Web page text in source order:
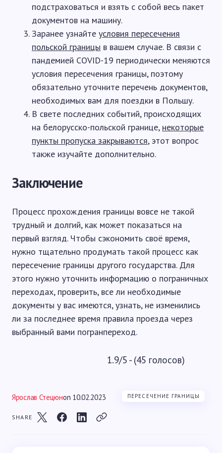
подстраховаться и взять с собой весь пакет
документов на машину.
Заранее узнайте условия пересечения
польской границы в вашем случае. В связи с
пандемией COVID-19 периодически меняются
условия пересечения границы, поэтому
обязательно уточните перечень документов,
необходимых вам для поездки в Польшу.
В свете последних событий, происходящих
на белорусско-польской границе, некоторые
пункты пропуска закрываются, этот вопрос
также изучайте дополнительно.
Заключение
Процесс прохождения границы вовсе не такой
трудный и долгий, как может показаться на
первый взгляд. Чтобы сэкономить своё время,
нужно тщательно продумать такой процесс как
пересечение границы другого государства. Для
этого нужно уточнить информацию о пограничных
переходах, проверить, все ли необходимые
документы у вас имеются, узнать, не изменились
ли за последнее время правила проезда через
выбранный вами погранпереход.
1.9/5 - (45 голосов)
Ярослав Стецюнon 10.02.2023 ПЕРЕСЕЧЕНИЕ ГРАНИЦЫ
SHARE